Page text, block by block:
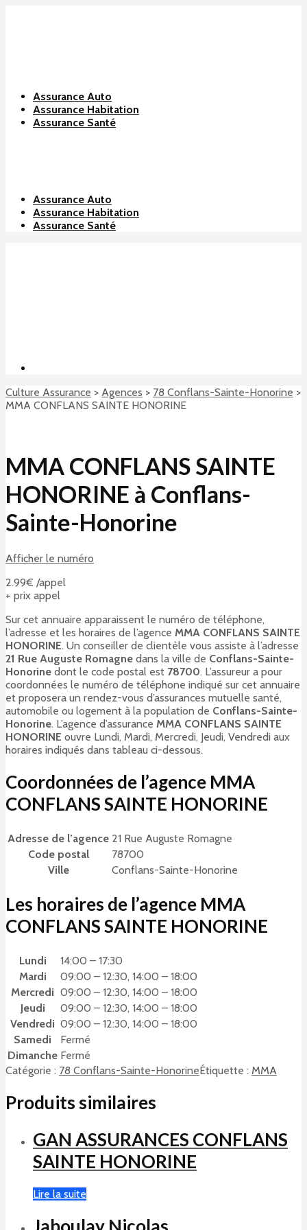
Assurance Auto
Assurance Habitation
Assurance Santé
Assurance Auto
Assurance Habitation
Assurance Santé
Culture Assurance > Agences > 78 Conflans-Sainte-Honorine >
MMA CONFLANS SAINTE HONORINE
MMA CONFLANS SAINTE
HONORINE à Conflans-
Sainte-Honorine
Afficher le numéro
2.99€ /appel
+ prix appel
Sur cet annuaire apparaissent le numéro de téléphone,
l’adresse et les horaires de l’agence MMA CONFLANS SAINTE
HONORINE. Un conseiller de clientèle vous assiste à l’adresse
21 Rue Auguste Romagne dans la ville de Conflans-Sainte-
Honorine dont le code postal est 78700. L’assureur a pour
coordonnées le numéro de téléphone indiqué sur cet annuaire
et proposera un rendez-vous d’assurances mutuelle santé,
automobile ou logement à la population de Conflans-Sainte-
Honorine. L’agence d’assurance MMA CONFLANS SAINTE
HONORINE ouvre Lundi, Mardi, Mercredi, Jeudi, Vendredi aux
horaires indiqués dans tableau ci-dessous.
Coordonnées de l’agence MMA
CONFLANS SAINTE HONORINE
Adresse de l’agence 21 Rue Auguste Romagne
Code postal
78700
Ville
Conflans-Sainte-Honorine
Les horaires de l’agence MMA
CONFLANS SAINTE HONORINE
Lundi
14:00 – 17:30
Mardi
09:00 – 12:30, 14:00 – 18:00
Mercredi 09:00 – 12:30, 14:00 – 18:00
Jeudi
09:00 – 12:30, 14:00 – 18:00
Vendredi 09:00 – 12:30, 14:00 – 18:00
Samedi
Fermé
Dimanche Fermé
Catégorie : 78 Conflans-Sainte-HonorineÉtiquette : MMA
Produits similaires
GAN ASSURANCES CONFLANS
SAINTE HONORINE
Lire la suite